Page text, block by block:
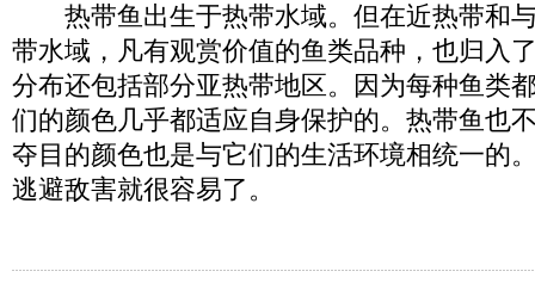
热带鱼出生于热带水域。但在近热带和
带水域，凡有观赏价值的鱼类品种，也归入
分布还包括部分亚热带地区。因为每种鱼类
们的颜色几乎都适应自身保护的。热带鱼也
夺目的颜色也是与它们的生活环境相统一的
逃避敌害就很容易了。